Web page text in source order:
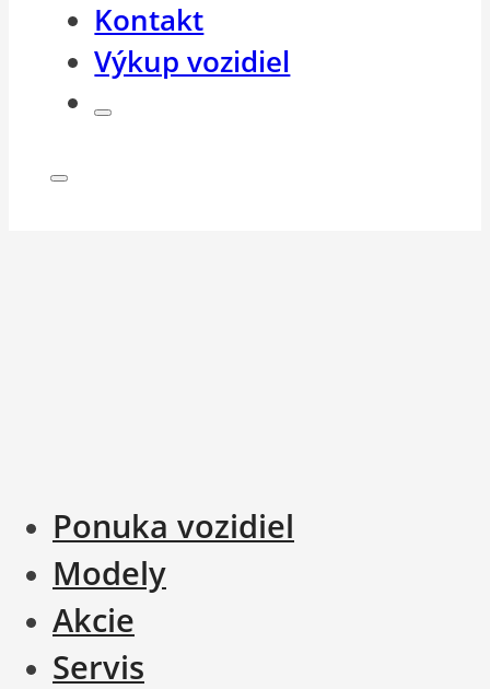
Kontakt
Výkup vozidiel
Ponuka vozidiel
Modely
Akcie
Servis